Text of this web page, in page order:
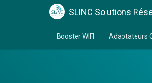
SLINC Solutions
Booster WIFI Adaptateurs